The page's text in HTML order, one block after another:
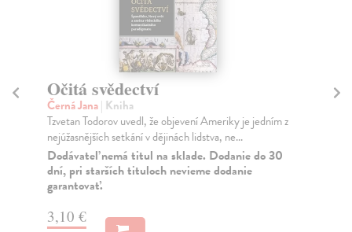
Očitá svědectví
Černá Jana| Kniha
Tzvetan Todorov uvedl, že objevení Ameriky je jedním z
nejúžasnějších setkání v dějinách lidstva, ne...
Dodávateľ nemá titul na sklade. Dodanie do 30
dní, pri starších tituloch nevieme dodanie
garantovať.
3,10 €